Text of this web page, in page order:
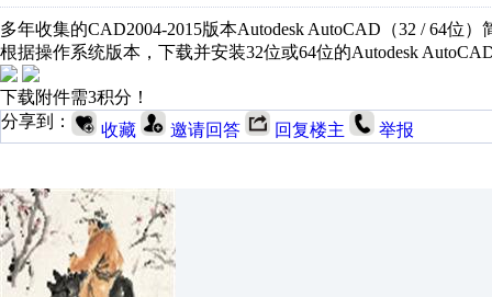
多年收集的CAD2004-2015版本Autodesk AutoCAD（32 / 64
根据操作系统版本，下载并安装32位或64位的Autodesk
下载附件需3积分！
分享到：
收藏 邀请回答 回复楼主 举报